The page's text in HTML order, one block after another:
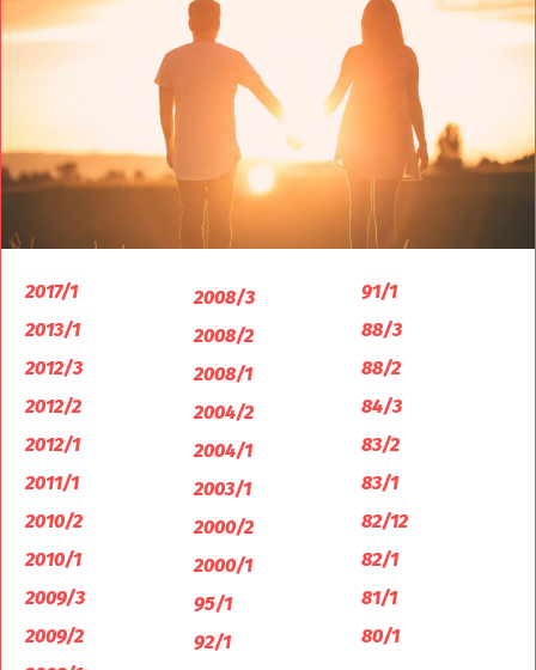
2017/1
2013/1
2012/3
2012/2
2012/1
2011/1
2010/2
2010/1
2009/3
2009/2
2008/3
2008/2
2008/1
2004/2
2004/1
2003/1
2000/2
2000/1
95/1
92/1
91/1
88/3
88/2
84/3
83/2
83/1
82/12
82/1
81/1
80/1